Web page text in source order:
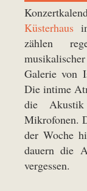
Küsterhaus
zählen
Galerie von
Die intime
die
Mikrofonen.
der Woche
dauern die
vergessen.